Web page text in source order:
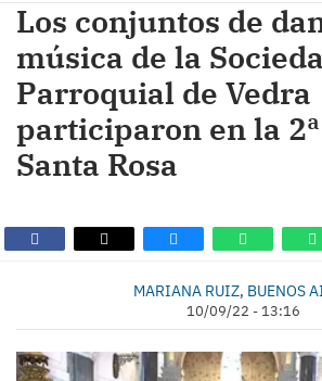
Los conjuntos de
música de la
Parroquial de Vedra
participaron en la
Santa Rosa
MARIANA RUIZ, BUENOS
10/09/22 - 13:16